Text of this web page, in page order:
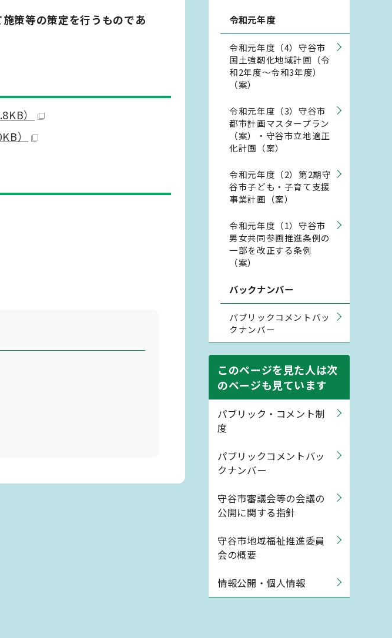
策等の策定を行うものであ
）
）
令和元年度
令和元年度（4）守谷市
国土強靭化地域計画（令
和2年度～令和3年度）
（案）
令和元年度（3）守谷市
都市計画マスタープラン
（案）・守谷市立地適正
化計画（案）
令和元年度（2）第2期守
谷市子ども・子育て支援
事業計画（案）
令和元年度（1）守谷市
男女共同参画推進条例の
一部を改正する条例
（案）
バックナンバー
パブリックコメントバッ
クナンバー
このページを見た人は次
のページも見ています
パブリック・コメント制
度
パブリックコメントバッ
クナンバー
守谷市審議会等の会議の
公開に関する指針
守谷市地域福祉推進委員
会の概要
情報公開・個人情報